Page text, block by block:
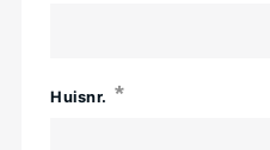
Huisnr.